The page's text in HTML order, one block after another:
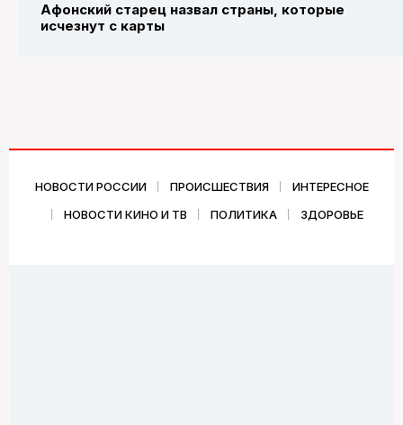
Афонский старец назвал страны, которые
исчезнут с карты
НОВОСТИ РОССИИ ПРОИСШЕСТВИЯ
ИНТЕРЕСНОЕ
НОВОСТИ КИНО И ТВ
ПОЛИТИКА ЗДОРОВЬЕ